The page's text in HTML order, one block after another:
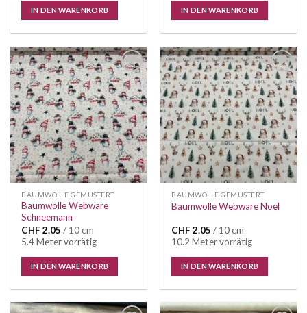
IN DEN WARENKORB IN DEN WARENKORB
Auf die
Wunschliste
BAUMWOLLE GEMUSTERT
Baumwolle Webware
Schneemann
CHF 2.05 / 10 cm
5.4 Meter vorrätig
IN DEN WARENKORB
Auf die
Wunschliste
BAUMWOLLE GEMUSTERT
Baumwolle Webware Noel
CHF 2.05 / 10 cm
10.2 Meter vorrätig
IN DEN WARENKORB